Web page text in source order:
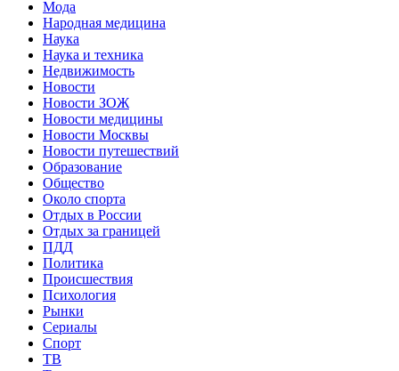
Мода
Народная медицина
Наука
Наука и техника
Недвижимость
Новости
Новости ЗОЖ
Новости медицины
Новости Москвы
Новости путешествий
Образование
Общество
Около спорта
Отдых в России
Отдых за границей
ПДД
Политика
Происшествия
Психология
Рынки
Сериалы
Спорт
ТВ